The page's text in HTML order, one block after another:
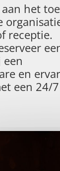
het
receptie.
een
en
een 24/7